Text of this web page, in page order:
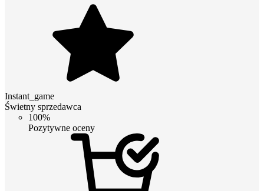
Instant_game
Świetny sprzedawca
100%
Pozytywne oceny